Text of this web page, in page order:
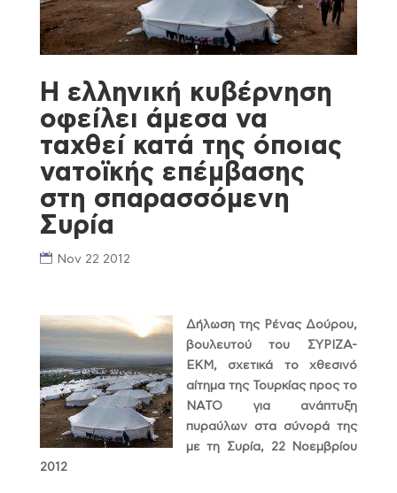
Η ελληνική κυβέρνηση
οφείλει άμεσα να
ταχθεί κατά της όποιας
νατοϊκής επέμβασης
στη σπαρασσόμενη
Συρία
Nov 22 2012
Δήλωση της Ρένας Δούρου,
βουλευτού του ΣΥΡΙΖΑ-
ΕΚΜ, σχετικά το χθεσινό
αίτημα της Τουρκίας προς το
ΝΑΤΟ για ανάπτυξη
πυραύλων στα σύνορά της
με τη Συρία, 22 Νοεμβρίου
2012